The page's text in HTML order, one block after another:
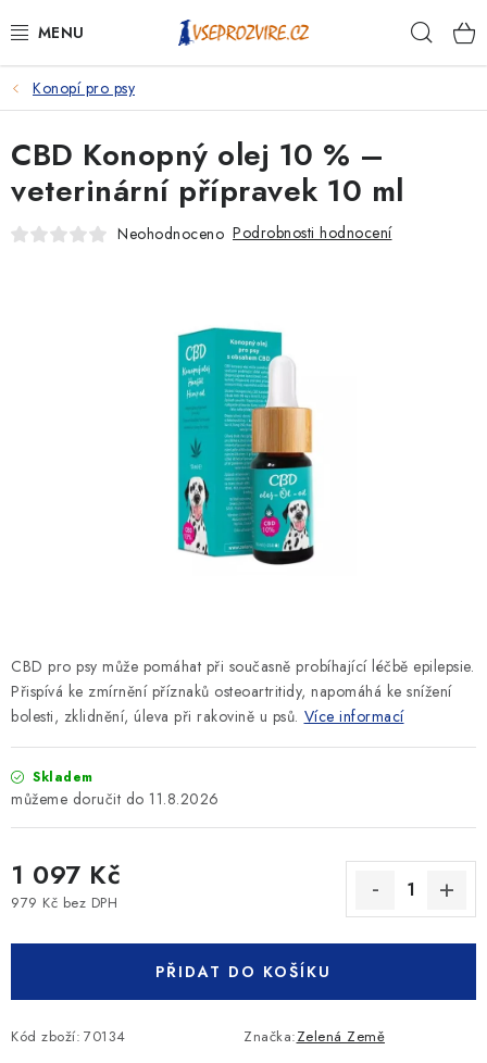
na
PSI
KOČKY
KONĚ
KRÁLÍCI/HLODAVCI/PTÁCI
Konopí pro psy
CBD pro psy může pomáhat při současně probíhající léčbě epilepsie.
Přispívá ke zmírnění příznaků osteoartritidy, napomáhá ke snížení
bolesti, zklidnění, úleva při rakovině u psů. Více informací
Skladem
11.8.2026
1 097 Kč
979 Kč bez DPH
PŘIDAT DO KOŠÍKU
Kód zboží: 70134 Značka:Zelená Země
CBD Konopný olej 10 % –
veterinární přípravek 10 ml
Neohodnoceno Podrobnosti hodnocení